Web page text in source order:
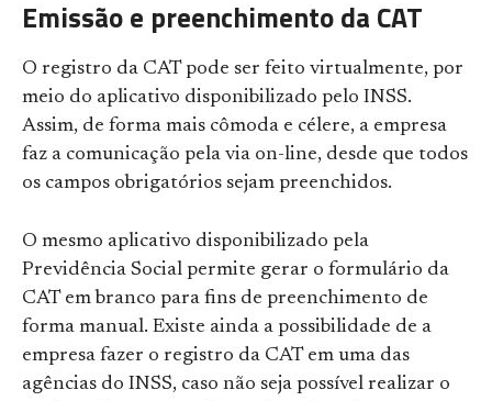
Emissão e preenchimento da CAT
O registro da CAT pode ser feito virtualmente, por
meio do aplicativo disponibilizado pelo INSS.
Assim, de forma mais cômoda e célere, a empresa
faz a comunicação pela via on-line, desde que todos
os campos obrigatórios sejam preenchidos.
O mesmo aplicativo disponibilizado pela
Previdência Social permite gerar o formulário da
CAT em branco para fins de preenchimento de
forma manual. Existe ainda a possibilidade de a
empresa fazer o registro da CAT em uma das
agências do INSS, caso não seja possível realizar o